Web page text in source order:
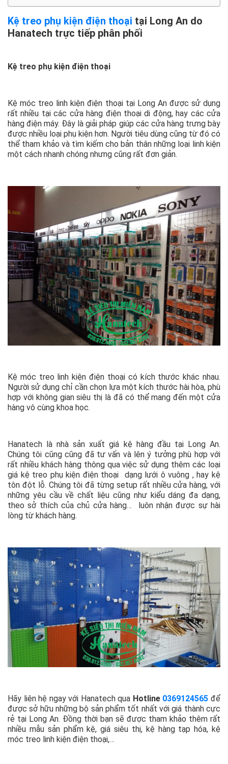
Kệ treo phụ kiện điện thoại tại Long An do
Hanatech trực tiếp phân phối
Kệ treo phụ kiện điện thoại
Kệ móc treo linh kiện điện thoại tại Long An được sử dụng
rất nhiều tại các cửa hàng điện thoại di động, hay các cửa
hàng điện máy. Đây là giải pháp giúp các cửa hàng trưng bày
được nhiều loại phụ kiện hơn. Người tiêu dùng cũng từ đó có
thể tham khảo và tìm kiếm cho bản thân những loại linh kiện
một cách nhanh chóng nhưng cũng rất đơn giản.
Kệ móc treo linh kiện điện thoại có kích thước khác nhau.
Người sử dụng chỉ cần chọn lựa một kích thước hài hòa, phù
hợp với không gian siêu thị là đã có thể mang đến một cửa
hàng vô cùng khoa học.
Hanatech là nhà sản xuất giá kệ hàng đầu tại Long An.
Chúng tôi cũng cũng đã tư vấn và lên ý tưởng phù hợp với
rất nhiều khách hàng thông qua việc sử dụng thêm các loại
giá kệ treo phụ kiện điện thoại dạng lưới ô vuông , hay kệ
tôn đột lỗ. Chúng tôi đã từng setup rất nhiều cửa hàng, với
những yêu cầu về chất liệu cũng như kiểu dáng đa dạng,
theo sở thích của chủ cửa hàng… luôn nhận được sự hài
lòng từ khách hàng.
Hãy liên hệ ngay với Hanatech qua Hotline 0369124565 để
được sở hữu những bộ sản phẩm tốt nhất với giá thành cực
rẻ tại Long An. Đồng thời bạn sẽ được tham khảo thêm rất
nhiều mẫu sản phẩm kệ, giá siêu thị, kệ hàng tạp hóa, kệ
móc treo linh kiện điện thoại,…